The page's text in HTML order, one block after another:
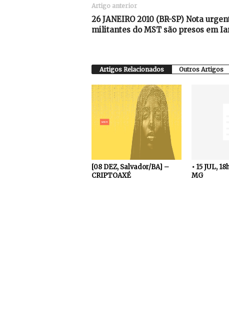
Artigo anterior
26 JANEIRO 2010 (BR-SP) Nota
militantes do MST são presos em
Artigos Relacionados Outros Artigos
[08 DEZ, Salvador/BA] –
CRIPTOAXÉ
• 15 JUL,
MG